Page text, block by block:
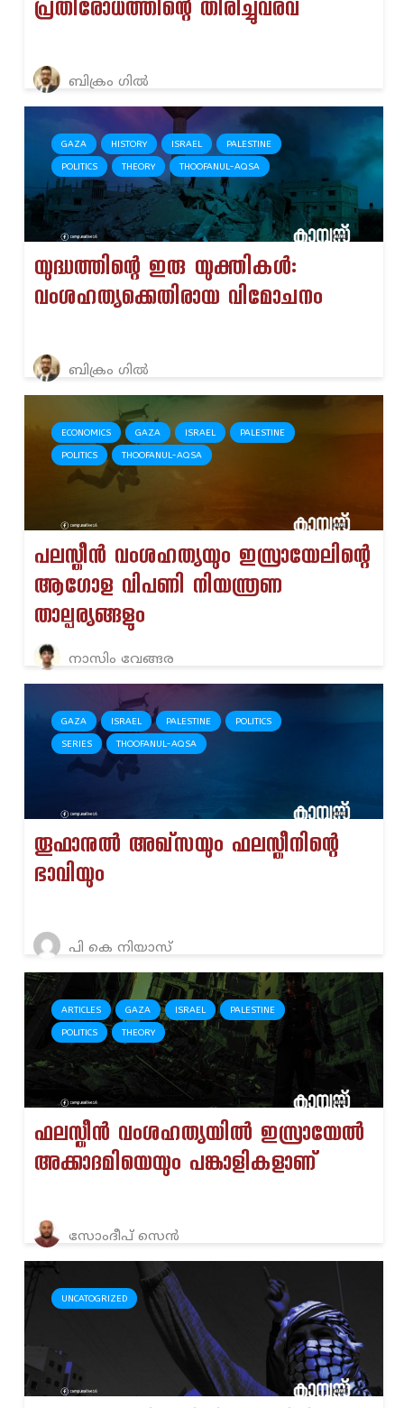
പ്രതിരോധത്തിന്റെ തിരിച്ചുവരവ്
ബിക്രം ഗിൽ
GAZA HISTORY ISRAEL PALESTINE
POLITICS THEORY THOOFANUL-AQSA
യുദ്ധത്തിന്റെ ഇരു യുക്തികള്‍:
വംശഹത്യക്കെതിരായ വിമോചനം
ബിക്രം ഗിൽ
ECONOMICS GAZA ISRAEL PALESTINE
POLITICS THOOFANUL-AQSA
പലസ്തീൻ വംശഹത്യയും ഇസ്രായേലിന്റെ
ആഗോള വിപണി നിയന്ത്രണ
താല്പര്യങ്ങളും
നാസിം വേങ്ങര
GAZA ISRAEL PALESTINE POLITICS
SERIES THOOFANUL-AQSA
തൂഫാനുൽ അഖ്‌സയും ഫലസ്തീനിന്റെ
ഭാവിയും
പി കെ നിയാസ്
ARTICLES GAZA ISRAEL PALESTINE
POLITICS THEORY
ഫലസ്തീൻ വംശഹത്യയിൽ ഇസ്രായേൽ
അക്കാദമിയെയും പങ്കാളികളാണ്
സോംദീപ് സെൻ
UNCATOGRIZED